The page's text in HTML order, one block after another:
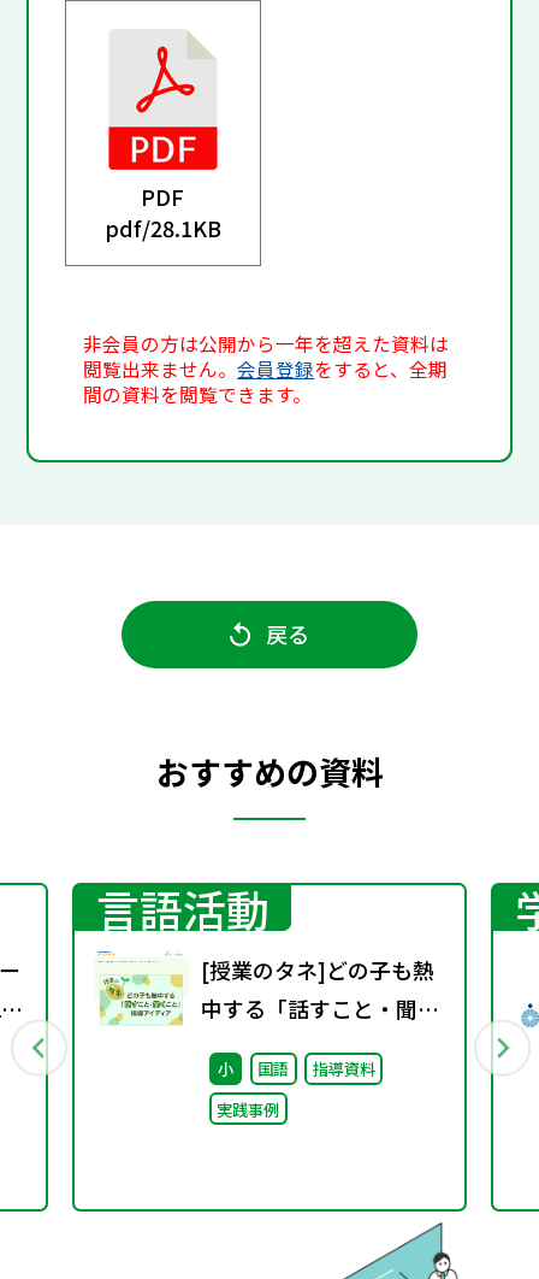
PDF
pdf/28.1KB
非会員の方は公開から一年を超えた資料は
閲覧出来ません。会員登録をすると、全期
間の資料を閲覧できます。
戻る
おすすめの資料
言語活動
[授業のタネ]どの子も熱
中する「話すこと・聞く
こと」指導アイディア
小 国語
指導資料
実践事例